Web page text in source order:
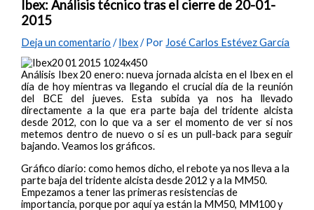
Ibex: Análisis técnico tras el cierre de 20-01-
2015
Deja un comentario /Ibex/ Por José Carlos Estévez García
Análisis Ibex 20 enero: nueva jornada alcista en el Ibex en el
día de hoy mientras va llegando el crucial día de la reunión
del BCE del jueves. Esta subida ya nos ha llevado
directamente a la que era parte baja del tridente alcista
desde 2012, con lo que va a ser el momento de ver si nos
metemos dentro de nuevo o si es un pull-back para seguir
bajando. Veamos los gráficos.
Gráfico diario: como hemos dicho, el rebote ya nos lleva a la
parte baja del tridente alcista desde 2012 y a la MM50.
Empezamos a tener las primeras resistencias de
importancia, porque por aquí ya están la MM50, MM100 y